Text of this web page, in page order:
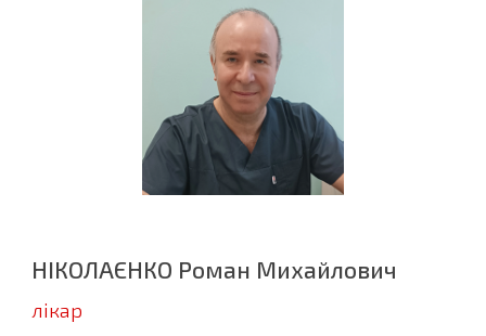
НІКОЛАЄНКО Роман Михайлович
лікар